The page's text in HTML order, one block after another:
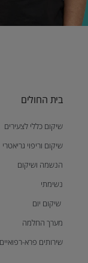
בית החולים
שיקום כללי לצעירים
שיקום וריפוי גריאטרי
הנשמה ושיקום
נשימתי
שיקום יום
מערך החלמה
שירותים פרא-רפואיים